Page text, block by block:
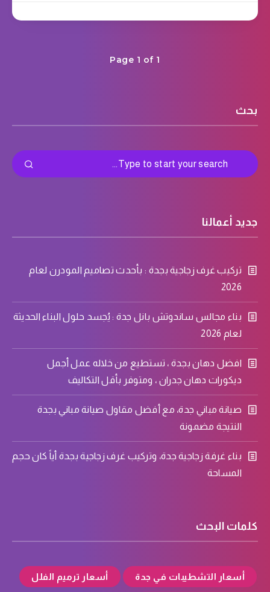
Page 1 of 1
بحث
جديد أعمالنا
تركيب غرف زجاجية بجدة : بأحدث تصاميم المودرن لعام
2026
بناء مجالس ساندوتش بانل جدة : يُجسد حلول البناء الحديثة
لعام 2026
افضل دهان بجدة ، تستطيع من خلاله عمل أجمل
ديكورات دهان جدران ، ومتوفر بأقل التكاليف
صيانة مباني جدة، مع أفضل مقاول صيانة مباني بجدة
النتيجة مضمونة
بناء غرفة زجاجية جدة، وتركيب غرف زجاجية بجدة أياً كان حجم
المساحة
كلمات البحث
أسعار التشطيبات في جدة أسعار ترميم الفلل